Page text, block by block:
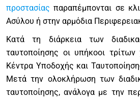
προστασίας παραπέμπονται σε
Ασύλου ή στην αρμόδια
Κατά τη διάρκεια των
ταυτοποίησης οι υπήκοοι
Κέντρα Υποδοχής και
Μετά την ολοκλήρωση των
ταυτοποίησης, ανάλογα με την